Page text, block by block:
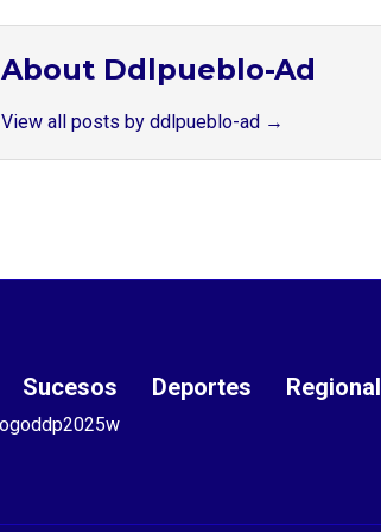
About Ddlpueblo-Ad
View all posts by ddlpueblo-ad →
Sucesos Deportes Regional